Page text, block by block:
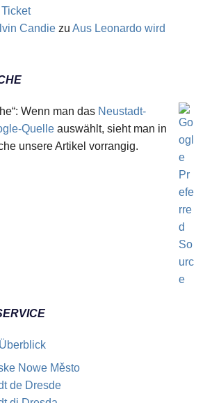
Candiezu Aus Leonardo wird
Wenn man das Neustadt-
Quelle auswählt, sieht man in
unsere Artikel vorrangig.
Nowe Město
de Dresde